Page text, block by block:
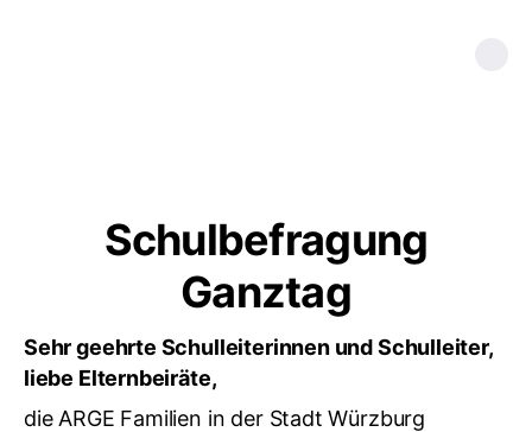
Schulbefragung
Ganztag
Sehr geehrte Schulleiterinnen und Schulleiter,
liebe Elternbeiräte,
die ARGE Familien in der Stadt Würzburg